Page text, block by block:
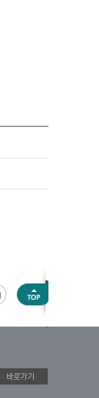
바로가기